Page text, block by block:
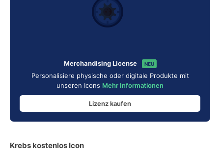
Merchandising License NEU
Personalisiere physische oder digitale Produkte mit
unseren Icons Mehr Informationen
Lizenz kaufen
Krebs kostenlos Icon